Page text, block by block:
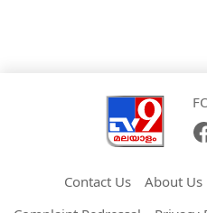
Contact Us About Us